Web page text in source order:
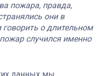
пожара, правда,
они в
говорить о длительном
случился именно